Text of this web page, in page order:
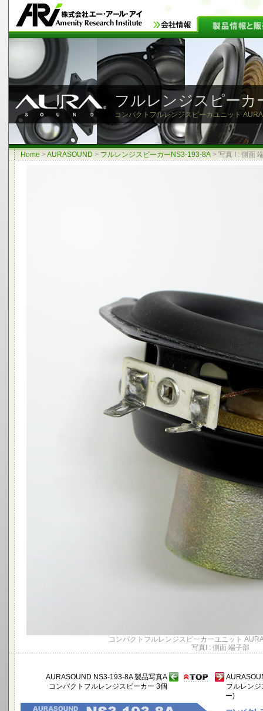
フルレンジスピーカ
コンパクトフルレンジスピーカユニット
Home >AURASOUND > フルレンジスピーカーNS3-193-8A > 写真 I : 側面
コンパクトフルレンジスピーカーユニット
写真I : 側面 端子部
AURASOUND NS3-193-8A 製品写真A
コンパクトフルレンジスピーカー 3個
フルレン
ー)